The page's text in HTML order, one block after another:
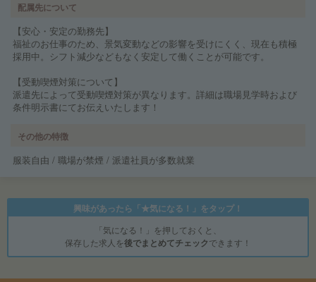
配属先について
【安心・安定の勤務先】
福祉のお仕事のため、景気変動などの影響を受けにくく、現在も積極
採用中。シフト減少などもなく安定して働くことが可能です。
【受動喫煙対策について】
派遣先によって受動喫煙対策が異なります。詳細は職場見学時および
条件明示書にてお伝えいたします！
その他の特徴
服装自由 / 職場が禁煙 / 派遣社員が多数就業
興味があったら「★気になる！」をタップ！
「気になる！」を押しておくと、
保存した求人を後でまとめてチェックできます！